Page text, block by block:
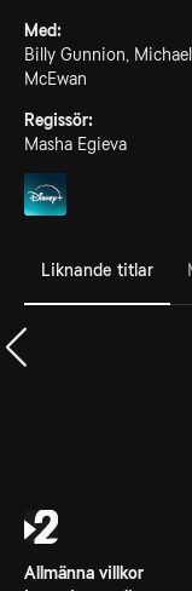
Med:
Billy Gunnion,
McEwan
Regissör:
Masha Egieva
Liknande titlar
Allmänna villkor